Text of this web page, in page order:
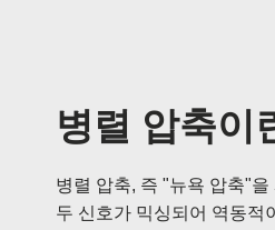
병렬 압축이
병렬 압축, 즉 "뉴욕 압축"
두 신호가 믹싱되어 역동적